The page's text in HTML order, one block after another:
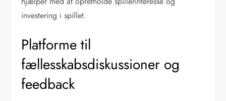
investering i spillet.
Platforme til
fællesskabsdiskussioner og
feedback